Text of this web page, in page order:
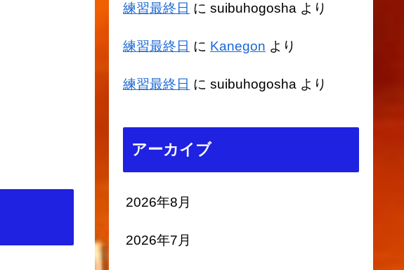
練習最終日 に suibuhogosha より
練習最終日 に Kanegon より
練習最終日 に suibuhogosha より
アーカイブ
2026年8月
2026年7月